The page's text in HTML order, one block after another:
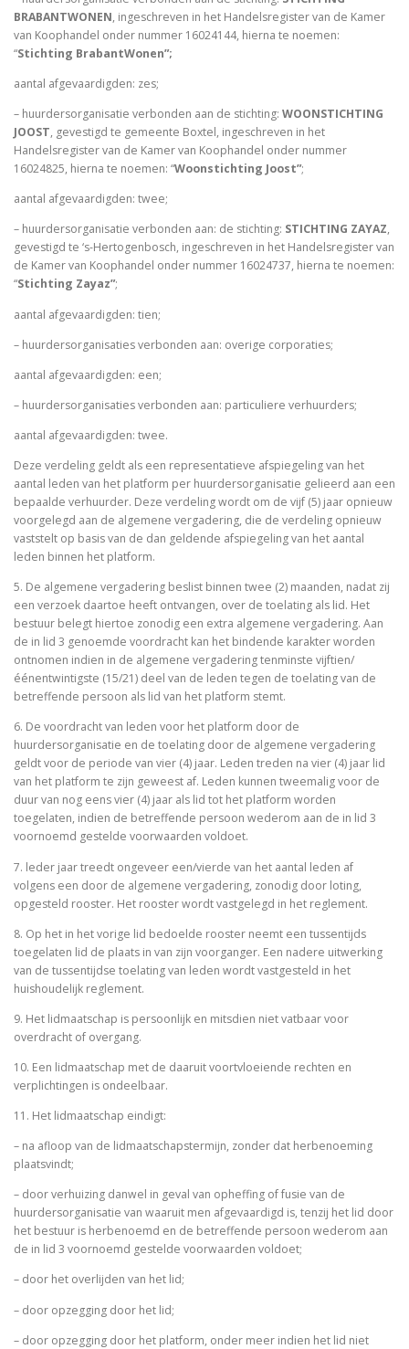
BRABANTWONEN, ingeschreven in het Handelsregister van de Kamer
van Koophandel onder nummer 16024144, hierna te noemen:
“Stichting BrabantWonen”;
aantal afgevaardigden: zes;
– huurdersorganisatie verbonden aan de stichting: WOONSTICHTING
JOOST, gevestigd te gemeente Boxtel, ingeschreven in het
Handelsregister van de Kamer van Koophandel onder nummer
16024825, hierna te noemen: “Woonstichting Joost”;
aantal afgevaardigden: twee;
– huurdersorganisatie verbonden aan: de stichting: STICHTING ZAYAZ,
gevestigd te ‘s-Hertogenbosch, ingeschreven in het Handelsregister van
de Kamer van Koophandel onder nummer 16024737, hierna te noemen:
“Stichting Zayaz”;
aantal afgevaardigden: tien;
– huurdersorganisaties verbonden aan: overige corporaties;
aantal afgevaardigden: een;
– huurdersorganisaties verbonden aan: particuliere verhuurders;
aantal afgevaardigden: twee.
Deze verdeling geldt als een representatieve afspiegeling van het
aantal leden van het platform per huurdersorganisatie gelieerd aan een
bepaalde verhuurder. Deze verdeling wordt om de vijf (5) jaar opnieuw
voorgelegd aan de algemene vergadering, die de verdeling opnieuw
vaststelt op basis van de dan geldende afspiegeling van het aantal
leden binnen het platform.
5. De algemene vergadering beslist binnen twee (2) maanden, nadat zij
een verzoek daartoe heeft ontvangen, over de toelating als lid. Het
bestuur belegt hiertoe zonodig een extra algemene vergadering. Aan
de in lid 3 genoemde voordracht kan het bindende karakter worden
ontnomen indien in de algemene vergadering tenminste vijftien/
éénentwintigste (15/21) deel van de leden tegen de toelating van de
betreffende persoon als lid van het platform stemt.
6. De voordracht van leden voor het platform door de
huurdersorganisatie en de toelating door de algemene vergadering
geldt voor de periode van vier (4) jaar. Leden treden na vier (4) jaar lid
van het platform te zijn geweest af. Leden kunnen tweemalig voor de
duur van nog eens vier (4) jaar als lid tot het platform worden
toegelaten, indien de betreffende persoon wederom aan de in lid 3
voornoemd gestelde voorwaarden voldoet.
7. leder jaar treedt ongeveer een/vierde van het aantal leden af
volgens een door de algemene vergadering, zonodig door loting,
opgesteld rooster. Het rooster wordt vastgelegd in het reglement.
8. Op het in het vorige lid bedoelde rooster neemt een tussentijds
toegelaten lid de plaats in van zijn voorganger. Een nadere uitwerking
van de tussentijdse toelating van leden wordt vastgesteld in het
huishoudelijk reglement.
9. Het lidmaatschap is persoonlijk en mitsdien niet vatbaar voor
overdracht of overgang.
10. Een lidmaatschap met de daaruit voortvloeiende rechten en
verplichtingen is ondeelbaar.
11. Het lidmaatschap eindigt:
– na afloop van de lidmaatschapstermijn, zonder dat herbenoeming
plaatsvindt;
– door verhuizing danwel in geval van opheffing of fusie van de
huurdersorganisatie van waaruit men afgevaardigd is, tenzij het lid door
het bestuur is herbenoemd en de betreffende persoon wederom aan
de in lid 3 voornoemd gestelde voorwaarden voldoet;
– door het overlijden van het lid;
– door opzegging door het lid;
– door opzegging door het platform, onder meer indien het lid niet